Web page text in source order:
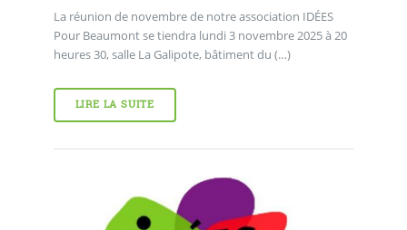
La réunion de novembre de notre association IDÉES
Pour Beaumont se tiendra lundi 3 novembre 2025 à 20
heures 30, salle La Galipote, bâtiment du (…)
LIRE LA SUITE